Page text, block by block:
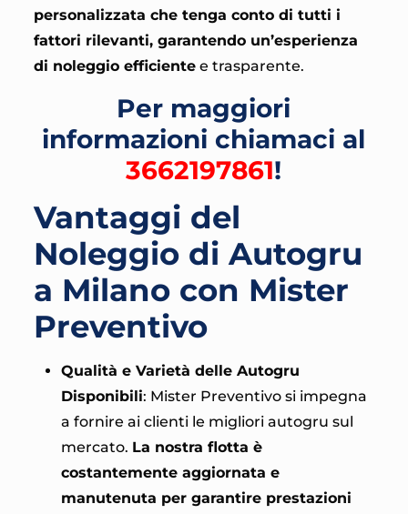
personalizzata che tenga conto di tutti i
fattori rilevanti, garantendo un’esperienza
di noleggio efficientee trasparente.
Per maggiori
informazioni chiamaci al
3662197861!
Vantaggi del
Noleggio di Autogru
a Milano con Mister
Preventivo
Qualità e Varietà delle Autogru
Disponibili: Mister Preventivo si impegna
a fornire ai clienti le migliori autogru sul
mercato. La nostra flotta è
costantemente aggiornata e
manutenuta per garantire prestazioni